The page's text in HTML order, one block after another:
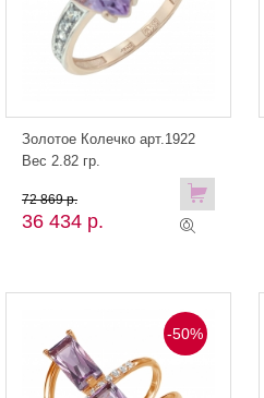
Золотое Колечко арт.1922
Вес 2.82 гр.
36 434 р.
72 869 р.
-50%